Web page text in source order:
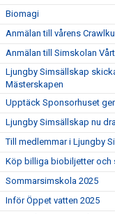
Biomagi
Anmälan till vårens
Anmälan till Simskolan
Ljungby Simsällskap
Mästerskapen
Upptäck Sponsorhuset
Ljungby Simsällskap nu
Till medlemmar i Ljungby
Köp billiga biobiljetter och
Sommarsimskola 2025
Inför Öppet vatten 2025